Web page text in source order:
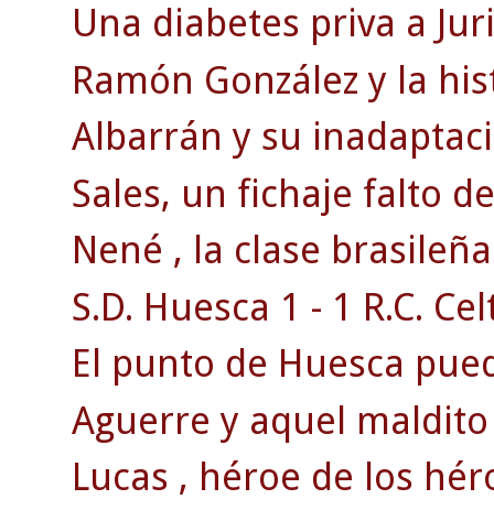
Una diabetes priva a
Ramón González y la
Albarrán y su
Sales, un fichaje falto
Nené , la clase
S.D. Huesca 1 - 1 R.C.
El punto de Huesca
Aguerre y aquel
Lucas , héroe de los